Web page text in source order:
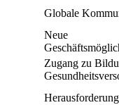
Globale
Neue
Zugang zu